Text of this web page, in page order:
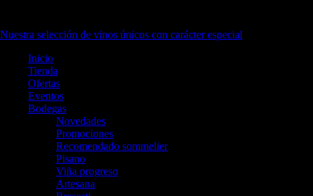
Nuestra selección de vinos únicos con carácter especial
Inicio
Tienda
Ofertas
Eventos
Bodegas
Novedades
Promociones
Recomendado sommelier
Pisano
Viña progreso
Artesana